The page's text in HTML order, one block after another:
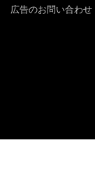
広告のお問い合わせ